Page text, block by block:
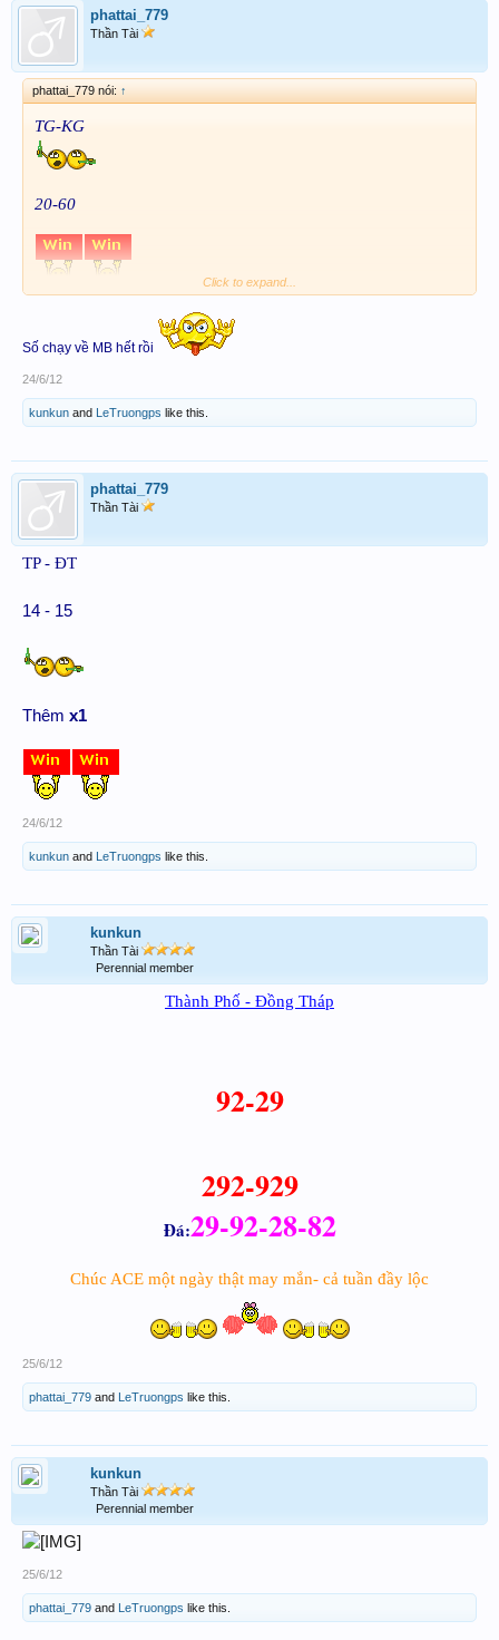
phattai_779
Thần Tài
phattai_779 nói: ↑
TG-KG
20-60
Click to expand...
Số chạy về MB hết rồi
24/6/12
kunkun and LeTruongps like this.
phattai_779
Thần Tài
TP - ĐT
14 - 15
Thêm x1
24/6/12
kunkun and LeTruongps like this.
kunkun
Thần Tài
Perennial member
Thành Phố - Đồng Tháp
92-29
292-929
Đá:29-92-28-82
Chúc ACE một ngày thật may mắn- cả tuần đầy lộc
25/6/12
phattai_779 and LeTruongps like this.
kunkun
Thần Tài
Perennial member
25/6/12
phattai_779 and LeTruongps like this.